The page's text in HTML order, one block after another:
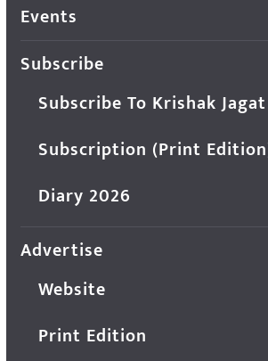
Events
Subscribe
Subscribe To Krishak
Subscription (Print
Diary 2026
Advertise
Website
Print Edition